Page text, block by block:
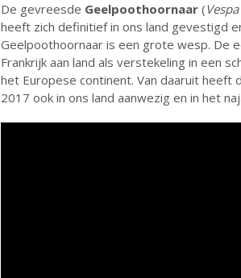
De gevreesde Geelpoothoornaar (
heeft zich definitief in ons land gevestigd
Geelpoothoornaar is een grote wesp. De
Frankrijk aan land als verstekeling in een
het Europese continent. Van daaruit heeft
2017 ook in ons land aanwezig en in het